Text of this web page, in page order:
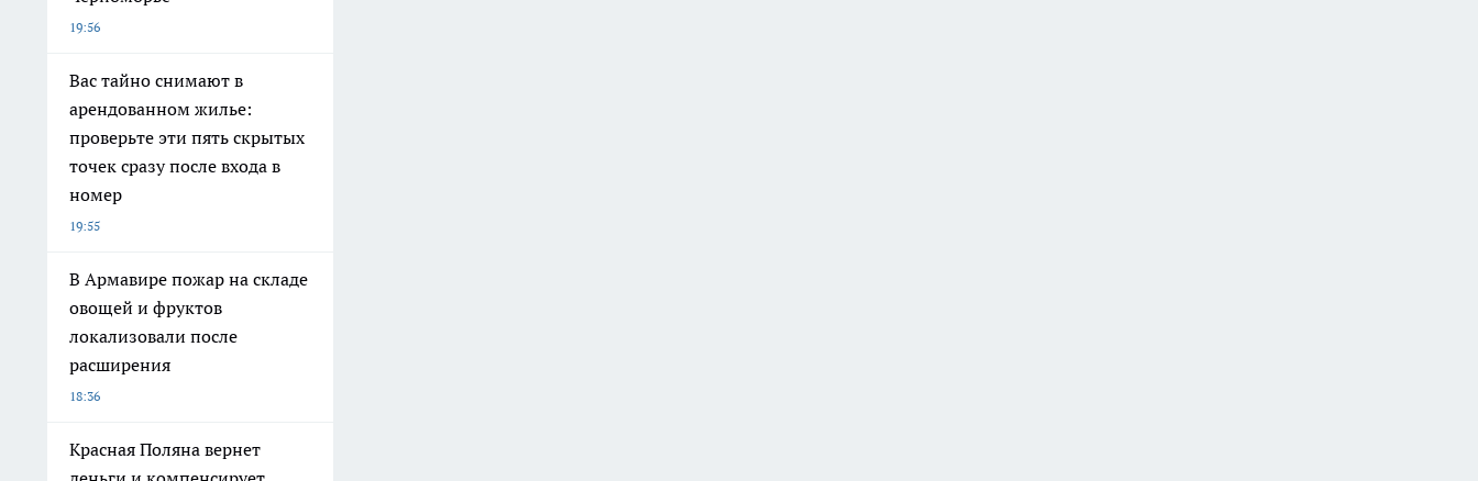
19:56
Вас тайно снимают в
арендованном жилье:
проверьте эти пять скрытых
точек сразу после входа в
номер
19:55
В Армавире пожар на складе
овощей и фруктов
локализовали после
расширения
18:36
Красная Поляна вернет